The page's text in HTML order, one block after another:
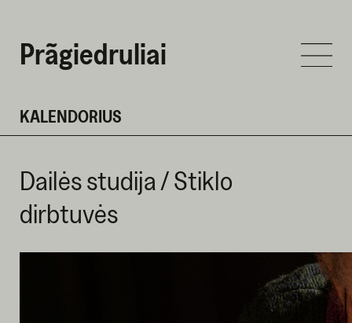
Prãgiedruliai
KALENDORIUS
Dailės studija / Stiklo
dirbtuvės